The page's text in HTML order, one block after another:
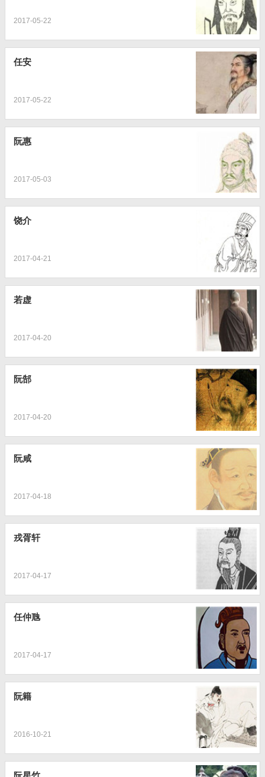
2017-05-22
任安
2017-05-22
阮惠
2017-05-03
饶介
2017-04-21
若虚
2017-04-20
阮郜
2017-04-20
阮咸
2017-04-18
戎胥轩
2017-04-17
任仲虺
2017-04-17
阮籍
2016-10-21